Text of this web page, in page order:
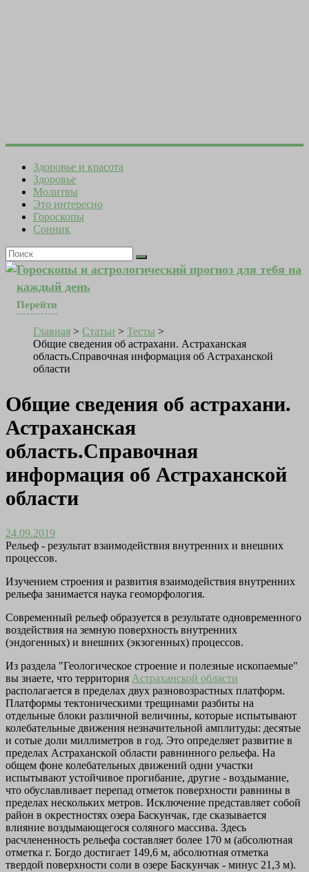
Здоровье и красота
Здоровье
Молитвы
Это интересно
Гороскопы
Сонник
Гороскопы и астрологический прогноз для тебя на
каждый день
Перейти
Главная > Статьи > Тесты >
Общие сведения об астрахани. Астраханская
область.Справочная информация об Астраханской
области
Общие сведения об астрахани.
Астраханская
область.Справочная
информация об Астраханской
области
24.09.2019
Рельеф - результат взаимодействия внутренних и внешних
процессов.
Изучением строения и развития взаимодействия внутренних
рельефа занимается наука геоморфология.
Современный рельеф образуется в результате одновременного
воздействия на земную поверхность внутренних
(эндогенных) и внешних (экзогенных) процессов.
Из раздела "Геологическое строение и полезные ископаемые"
вы знаете, что территория Астраханской области
располагается в пределах двух разновозрастных платформ.
Платформы тектоническими трещинами разбиты на
отдельные блоки различной величины, которые испытывают
колебательные движения незначительной амплитуды: десятые
и сотые доли миллиметров в год. Это определяет развитие в
пределах Астраханской области равнинного рельефа. На
общем фоне колебательных движений одни участки
испытывают устойчивое прогибание, другие - воздымание,
что обуславливает перепад отметок поверхности равнины в
пределах нескольких метров. Исключение представляет собой
район в окрестностях озера Баскунчак, где сказывается
влияние воздымающегося соляного массива. Здесь
расчлененность рельефа составляет более 170 м (абсолютная
отметка г. Богдо достигает 149,6 м, абсолютная отметка
твердой поверхности соли в озере Баскунчак - минус 21,3 м).